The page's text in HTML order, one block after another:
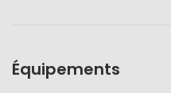
Équipements